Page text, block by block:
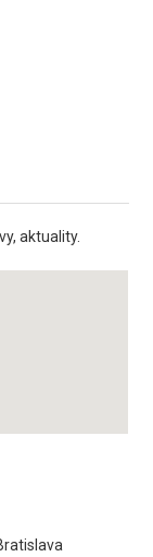
aktuality.